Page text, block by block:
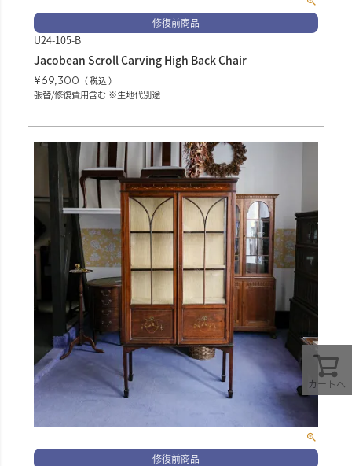
修復前商品
U24-105-B
Jacobean Scroll Carving High Back Chair
¥69,300
税込
張替/修復費用含む ※生地代別途
修復前商品
カートへ